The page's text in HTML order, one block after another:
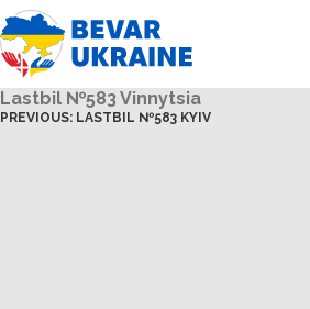
Lastbil №583 Vinnytsia
PREVIOUS: LASTBIL №583 KYIV